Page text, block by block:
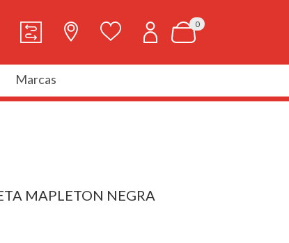
0
Marcas
MAPLETON NEGRA